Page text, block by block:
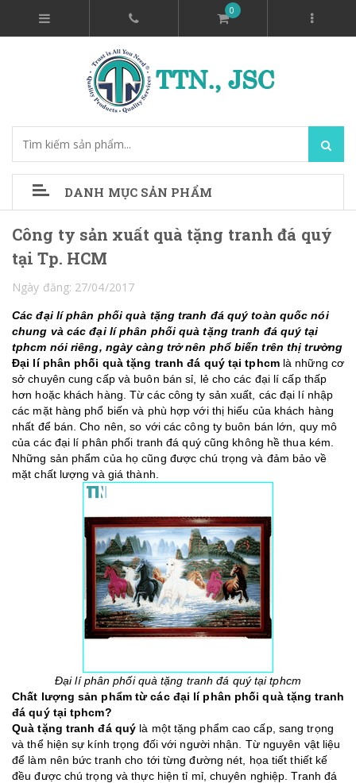
0
DANH MỤC SẢN PHẨM
Công ty sản xuất quà tặng tranh đá quý
tại Tp. HCM
Ngày đăng: 27/04/2017
Các đại lí phân phối quà tặng tranh đá quý toàn quốc nói
chung và cácđại lí phân phối quà tặng tranh đá quý tại
tphcm nói riêng, ngày càng trở nên phổ biến trên thị trường
Đại lí phân phối quà tặng tranh đá quý tại tphcmlà những cơ
sở chuyên cung cấp và buôn bán sỉ, lẻ cho các đại lí cấp thấp
hơn hoặc khách hàng. Từ các công ty sản xuất, các đại lí nhập
các mặt hàng phổ biến và phù hợp với thị hiếu của khách hàng
nhất để bán. Cho nên, so với các công ty buôn bán lớn, quy mô
của các đại lí phân phối tranh đá quý cũng không hề thua kém.
Những sản phẩm của họ cũng được chú trọng và đảm bảo về
mặt chất lượng và giá thành.
Đại lí phân phối quà tặng tranh đá quý tại tphcm
Chất lượng sản phẩm từ các đại lí phân phối quà tặng tranh
đá quý tại tphcm?
Quà tặng tranh đá quý là một tặng phẩm cao cấp, sang trọng
và thể hiện sự kính trọng đối với người nhận. Từ nguyên vật liệu
để làm nên bức tranh cho tới từng đường nét, họa tiết thiết kế
đều được chú trọng và thực hiện tỉ mỉ, chuyên nghiệp. Tranh đá